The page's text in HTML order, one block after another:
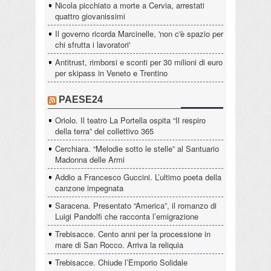
Nicola picchiato a morte a Cervia, arrestati
quattro giovanissimi
Il governo ricorda Marcinelle, 'non c'è spazio per
chi sfrutta i lavoratori'
Antitrust, rimborsi e sconti per 30 milioni di euro
per skipass in Veneto e Trentino
PAESE24
Oriolo. Il teatro La Portella ospita “Il respiro
della terra” del collettivo 365
Cerchiara. “Melodie sotto le stelle” al Santuario
Madonna delle Armi
Addio a Francesco Guccini. L’ultimo poeta della
canzone impegnata
Saracena. Presentato “America”, il romanzo di
Luigi Pandolfi che racconta l’emigrazione
Trebisacce. Cento anni per la processione in
mare di San Rocco. Arriva la reliquia
Trebisacce. Chiude l’Emporio Solidale